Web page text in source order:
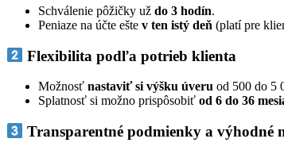
Schválenie pôžičky už do 3 hodín.
Peniaze na účte ešte v ten istý deň (platí pre
Flexibilita podľa potrieb klienta
Možnosť nastaviť si výšku úveru od 500 do 5
Splatnosť si možno prispôsobiť od 6 do 36
Transparentné podmienky a výhodné